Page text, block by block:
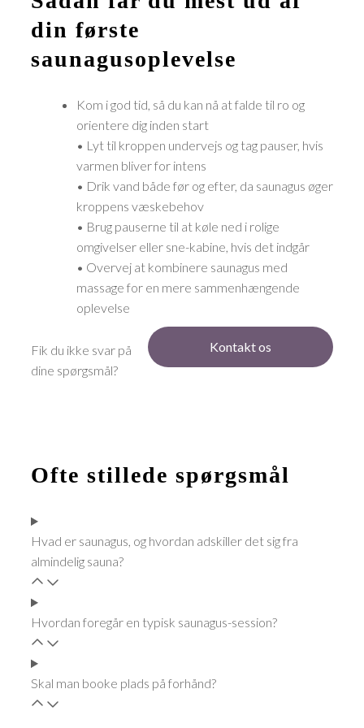
din første
saunagusoplevelse
Kom i god tid, så du kan nå at falde til ro og
orientere dig inden start
• Lyt til kroppen undervejs og tag pauser, hvis
varmen bliver for intens
• Drik vand både før og efter, da saunagus øger
kroppens væskebehov
• Brug pauserne til at køle ned i rolige
omgivelser eller sne-kabine, hvis det indgår
• Overvej at kombinere saunagus med
massage for en mere sammenhængende
oplevelse
Fik du ikke svar på
dine spørgsmål?
Kontakt os
Ofte stillede spørgsmål
Hvad er saunagus, og hvordan adskiller det sig fra
almindelig sauna?
Hvordan foregår en typisk saunagus-session?
Skal man booke plads på forhånd?